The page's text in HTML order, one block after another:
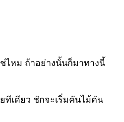
ไหม ถ้าอย่างนั้นก็มาทางนี้
ทีเดียว ชักจะเริ่มคันไม้คัน